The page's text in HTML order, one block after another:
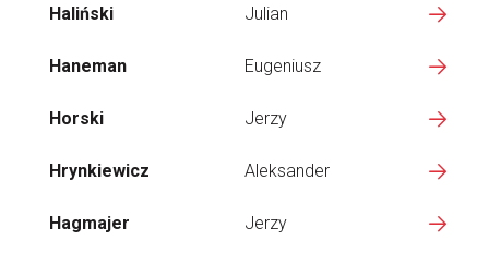
Haliński Julian
Haneman Eugeniusz
Horski Jerzy
Hrynkiewicz Aleksander
Hagmajer Jerzy